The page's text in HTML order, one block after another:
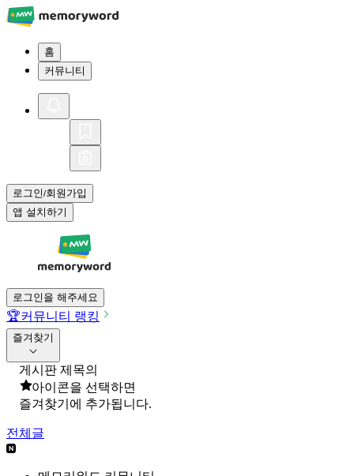
홈
커뮤니티
로그인/회원가입
앱 설치하기
로그인을 해주세요
🏆커뮤니티 랭킹
즐겨찾기
게시판 제목의
아이콘을 선택하면
즐겨찾기에 추가됩니다.
전체글